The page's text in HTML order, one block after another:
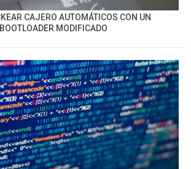
CAJERO AUTOMÁTICOS CON UN
BOOTLOADER MODIFICADO